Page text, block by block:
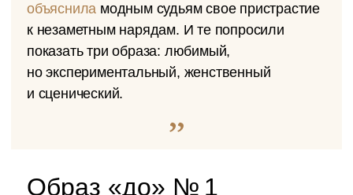
объяснила модным судьям свое пристрастие
к незаметным нарядам. И те попросили
показать три образа: любимый,
но экспериментальный, женственный
и сценический.
Образ «до» № 1